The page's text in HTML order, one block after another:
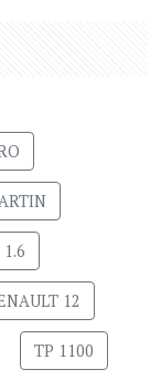
12
TP 1100